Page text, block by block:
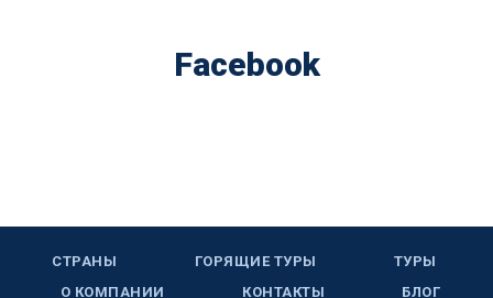
Facebook
СТРАНЫ ГОРЯЩИЕ ТУРЫ
ТУРЫ
О КОМПАНИИ
КОНТАКТЫ БЛОГ